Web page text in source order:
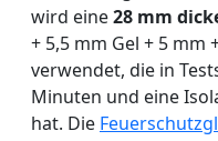
wird eine28 mm
+ 5,5 mm Gel + 5 mm
verwendet, die in
Minuten und eine
hat. Die